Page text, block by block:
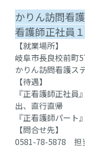
かりん訪問看
看護師正社員
【就業場所】
岐阜市長良校前町
かりん訪問看護ス
【待遇】
『正看護師正社
出、直行直帰
『正看護師パート
【問合せ先】
0581-78-5878 担